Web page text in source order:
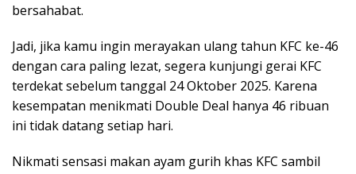
bersahabat.
Jadi, jika kamu ingin merayakan ulang tahun KFC ke-46
dengan cara paling lezat, segera kunjungi gerai KFC
terdekat sebelum tanggal 24 Oktober 2025. Karena
kesempatan menikmati Double Deal hanya 46 ribuan
ini tidak datang setiap hari.
Nikmati sensasi makan ayam gurih khas KFC sambil